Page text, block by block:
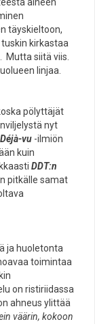
täyskieltoon,
kirkastaa
Mutta siitä viis.
linjaa.
pölyttäjät
nyt
Déjà-vu -ilmiön
kuin
DDT:n
pitkälle samat
ja huoletonta
toimintaa
on ristiriidassa
ahneus ylittää
väärin, kokoon